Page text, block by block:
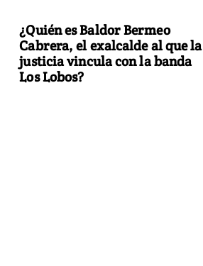
¿Quién es Baldor Bermeo
Cabrera, el exalcalde al que la
justicia vincula con la banda
Los Lobos?